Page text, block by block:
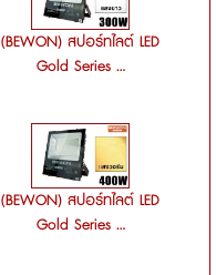
(BEWON) สปอร์ทไลต์ LED
Gold Series ...
(BEWON) สปอร์ทไลต์ LED
Gold Series ...